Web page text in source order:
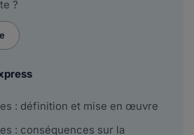
?
: définition et mise en œuvre
: conséquences sur la